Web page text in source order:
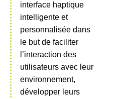
interface haptique
intelligente et
personnalisée dans
le but de faciliter
l’interaction des
utilisateurs avec leur
environnement,
développer leurs